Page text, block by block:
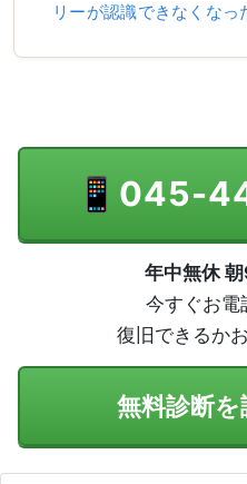
リーが認識できなくな
📱 045-
年中無休
今すぐお電
復旧できるか
無料診断